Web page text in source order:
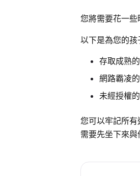
您將需要花一
以下是為您的
存取成熟
網路霸凌
未經授權
您可以牢記所
需要先坐下來